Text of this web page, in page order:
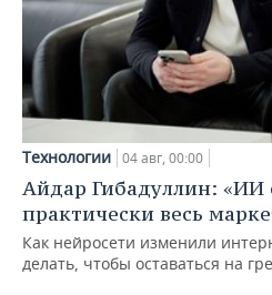
Технологии 04 авг, 00:00
Айдар Гибадуллин: «ИИ
практически весь
Как нейросети изменили
делать, чтобы оставаться на